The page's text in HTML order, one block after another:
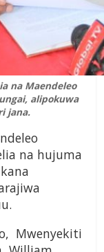
na Maendeleo
alipokuwa
jana.
na hujuma
Mwenyekiti